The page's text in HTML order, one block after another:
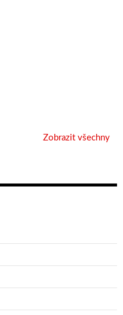
Zobrazit všechny